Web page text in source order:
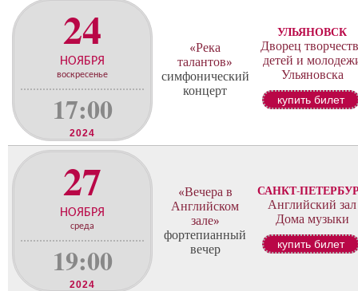
24
НОЯБРЯ
воскресенье
17:00
2024
«Река
талантов»
симфонический
концерт
УЛЬЯНОВСК
Дворец
детей и
Ульяновска
купить билет
27
НОЯБРЯ
среда
19:00
2024
«Вечера в
Английском
зале»
фортепианный
вечер
САНКТ-
Английский зал
Дома музыки
купить билет